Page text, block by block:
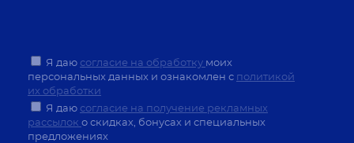
Я даю согласие на обработку моих
персональных данных и ознакомлен с политикой
их обработки
Я даю согласие на получение рекламных
рассылок о скидках, бонусах и специальных
предложениях